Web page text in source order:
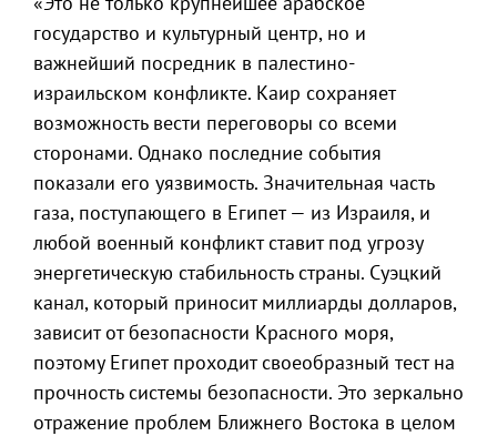
государство и культурный центр, но и
важнейший посредник в палестино-
израильском конфликте. Каир сохраняет
возможность вести переговоры со всеми
сторонами. Однако последние события
показали его уязвимость. Значительная часть
газа, поступающего в Египет — из Израиля, и
любой военный конфликт ставит под угрозу
энергетическую стабильность страны. Суэцкий
канал, который приносит миллиарды долларов,
зависит от безопасности Красного моря,
поэтому Египет проходит своеобразный тест на
прочность системы безопасности. Это зеркально
отражение проблем Ближнего Востока в целом